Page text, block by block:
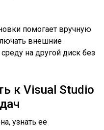
помогает вручную
внешние
на другой диск без
к Visual Studio
узнать её